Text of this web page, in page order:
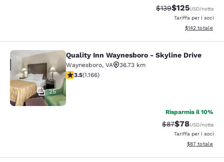
Tariffa di barratura:
$139Tariffa
$125USD/notte
Tariffa per i soci
Visualizza i
$142 totale
Quality Inn Waynesboro - Skyline
25
Quality Inn Waynesboro - Skyline Drive
Waynesboro, VA
36.73 km
Valutazione di 3.49 stelle. Buono. 1166 recensioni
3.5(1.166)
Risparmia il 10%
Tariffa di
$87Tariffa
$78USD/notte
Tariffa per i soci
Visualizza i
$87 totale